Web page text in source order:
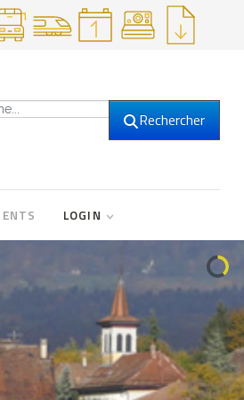
Rechercher
LOGIN